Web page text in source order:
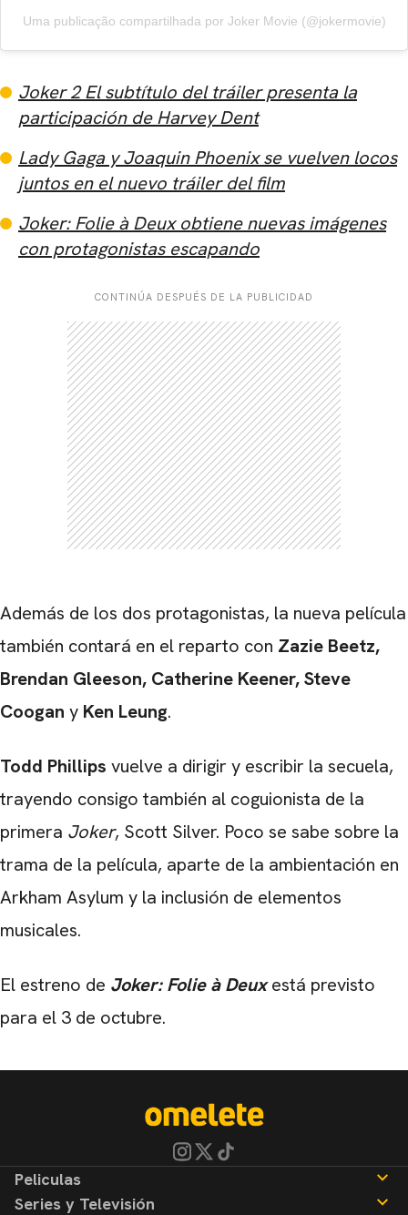
Uma publicação compartilhada por Joker Movie (@jokermovie)
Joker 2 El subtítulo del tráiler presenta la
participación de Harvey Dent
Lady Gaga y Joaquin Phoenix se vuelven locos
juntos en el nuevo tráiler del film
Joker: Folie à Deux obtiene nuevas imágenes
con protagonistas escapando
CONTINÚA DESPUÉS DE LA PUBLICIDAD
Además de los dos protagonistas, la nueva película
también contará en el reparto con Zazie Beetz,
Brendan Gleeson, Catherine Keener, Steve
Coogan y Ken Leung.
Todd Phillips vuelve a dirigir y escribir la secuela,
trayendo consigo también al coguionista de la
primera Joker, Scott Silver. Poco se sabe sobre la
trama de la película, aparte de la ambientación en
Arkham Asylum y la inclusión de elementos
musicales.
El estreno de Joker: Folie à Deuxestá previsto
para el 3 de octubre.
CARREGANDO PUBLICIDADE
Peliculas
Series y Televisión